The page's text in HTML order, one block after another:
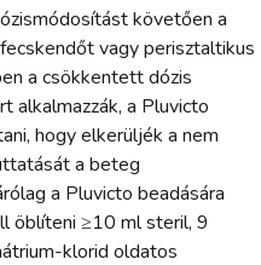
követően a
vagy perisztaltikus
a csökkentett dózis
alkalmazzák, a Pluvicto
hogy elkerüljék a nem
a beteg
a Pluvicto beadására
öblíteni ≥10 ml steril, 9
klorid oldatos